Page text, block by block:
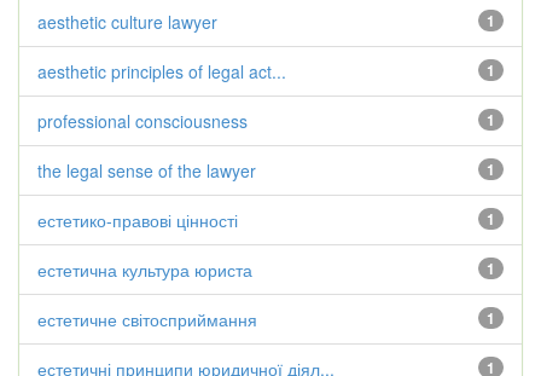
1
aesthetic culture lawyer
1
aesthetic principles of legal act...
1
professional consciousness
1
the legal sense of the lawyer
1
естетико-правові цінності
1
естетична культура юриста
1
естетичне світосприймання
1
естетичні принципи юридичної діял...